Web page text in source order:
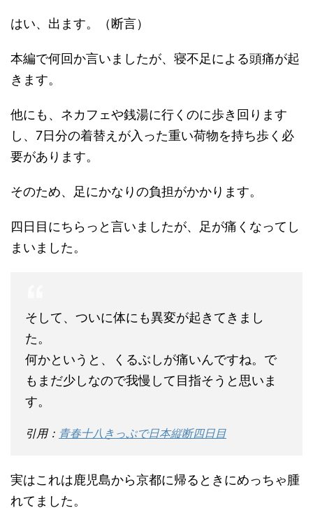
はい、出ます。（断言）
本編で何回か言いましたが、寝不足による頭痛が起
きます。
他にも、ネカフェや銭湯に行くのに歩き回ります
し、7日分の着替えが入った重い荷物を持ち歩く必
要があります。
そのため、足にかなりの負担がかかります。
四日目にちらっと言いましたが、足が痛くなってし
まいました。
そして、ついに体にも異変が起きてきまし
た。
何かというと、くるぶしが痛いんですね。で
もまだ少しなので我慢して目指そうと思いま
す。
引用： 青春十八きっぷで日本縦断四日目
実はこれは鹿児島から京都に帰るときにめっちゃ腫
れてました。